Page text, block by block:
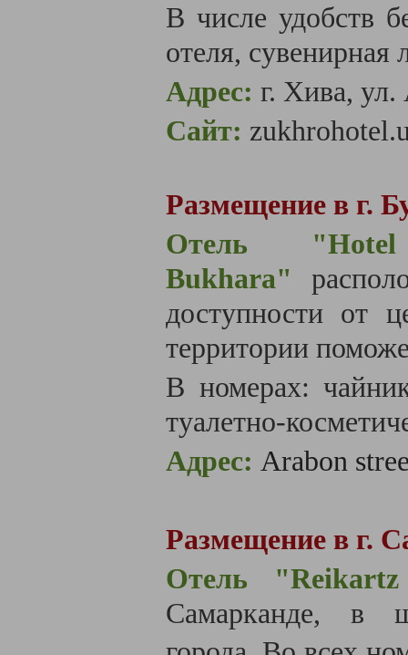
В числе удобств
отеля, сувенирная
Адрес: г. Хива, ул.
Сайт:
Размещение в г.
Отель "
Bukhara"
доступности от
территории
В номерах:
туалетно-
Адрес: Arabon
Размещение в г.
Отель "
Самарканде, в